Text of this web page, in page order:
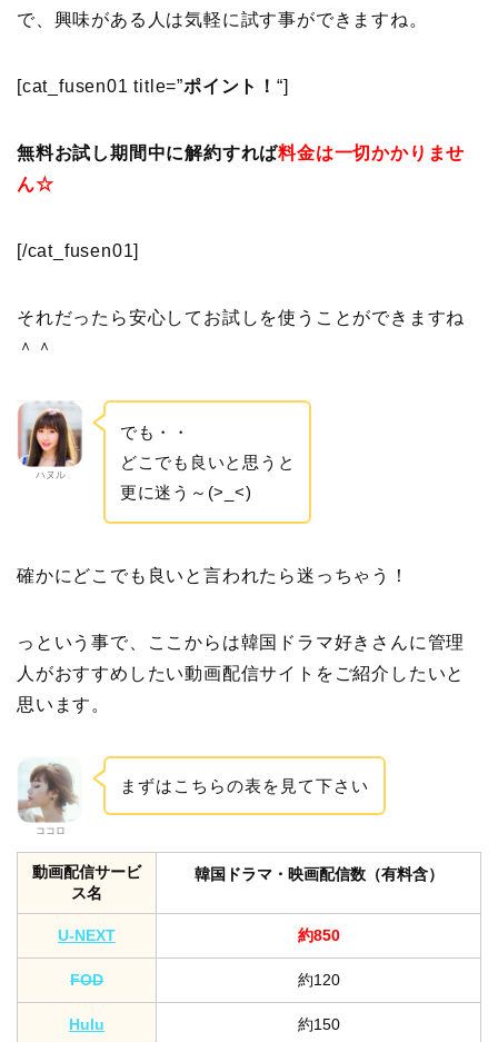
で、興味がある人は気軽に試す事ができますね。
[cat_fusen01 title=”ポイント！ “]
無料お試し期間中に解約すれば料金は一切かかりませ
ん☆
[/cat_fusen01]
それだったら安心してお試しを使うことができますね
＾＾
ハヌル
でも・・
どこでも良いと思うと
更に迷う～(>_<)
確かにどこでも良いと言われたら迷っちゃう！
っという事で、ここからは韓国ドラマ好きさんに管理
人がおすすめしたい動画配信サイトをご紹介したいと
思います。
ココロ
まずはこちらの表を見て下さい
動画配信サービ
ス名
韓国ドラマ・映画配信数（有料含）
U-NEXT 約850
FOD 約120
Hulu 約150